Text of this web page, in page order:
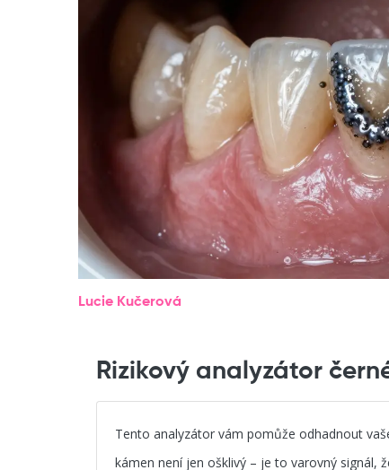
Lucie Kučerová
Rizikový analyzátor
Tento analyzátor vám pomůže odhadnout
kámen není jen ošklivý – je to varovný signál,